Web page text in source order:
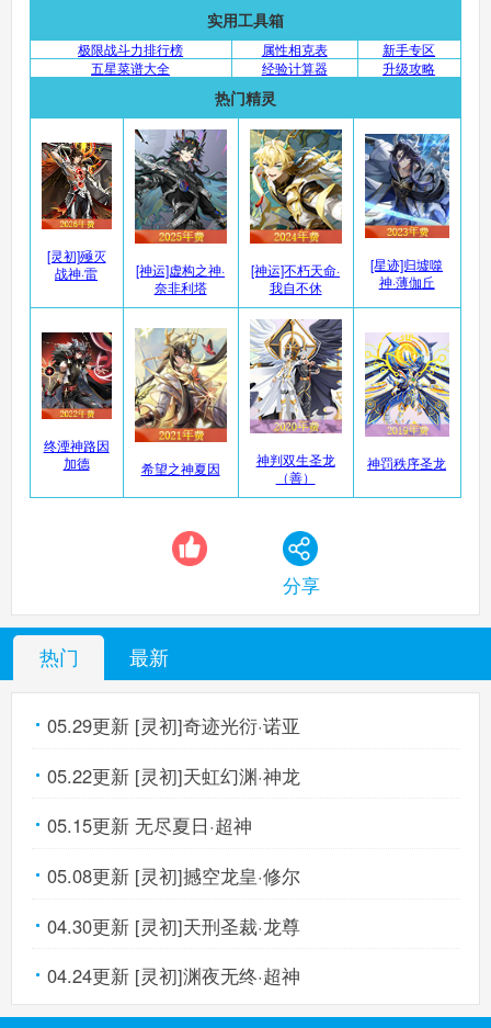
奥奇传说手机版 搜 手
实用工具箱
极限战斗力排行榜 属性相克表
新手专区
五星菜谱大全
经验计算器 升级攻略
热门精灵
[灵初]殛灭
战神·雷
[神运]虚构之神·
奈非利塔
[神运]不朽天命·
我自不休
[星迹]归墟噬
神·薄伽丘
终湮神路因
加德
希望之神夏因
神判双生圣龙
（善）
神罚秩序圣龙
分享
热门 最新
05.29更新 [灵初]奇迹光衍·诺亚
05.22更新 [灵初]天虹幻渊·神龙
05.15更新 无尽夏日·超神
05.08更新 [灵初]撼空龙皇·修尔
04.30更新 [灵初]天刑圣裁·龙尊
04.24更新 [灵初]渊夜无终·超神